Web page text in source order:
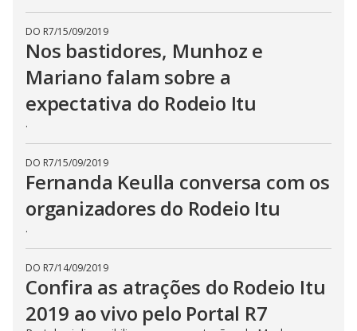
DO R7/15/09/2019
Nos bastidores, Munhoz e
Mariano falam sobre a
expectativa do Rodeio Itu
.
DO R7/15/09/2019
Fernanda Keulla conversa com os
organizadores do Rodeio Itu
.
DO R7/14/09/2019
Confira as atrações do Rodeio Itu
2019 ao vivo pelo Portal R7